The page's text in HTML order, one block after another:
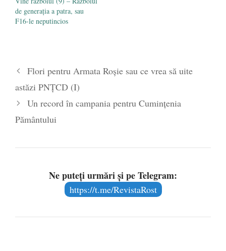
de generaţia a patra, sau
F16-le neputincios
Flori pentru Armata Roșie sau ce vrea să uite
astăzi PNȚCD (I)
Un record în campania pentru Cumințenia
Pământului
Ne puteți urmări și pe Telegram:
https://t.me/RevistaRost